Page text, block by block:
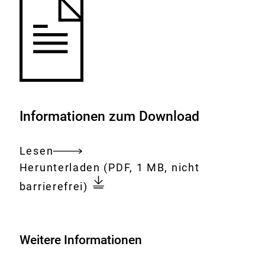
Informationen zum Download
Lesen
Gesamtes
Dokument
Download:
Herunterladen Tag
der
(PDF, 1 MB, nicht
barrierefrei)
Weitere Informationen